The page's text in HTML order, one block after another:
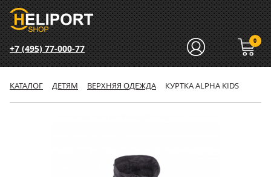
+7 (495) 77-000-77
0
КАТАЛОГ ДЕТЯМ ВЕРХНЯЯ ОДЕЖДА КУРТКА ALPHA KIDS